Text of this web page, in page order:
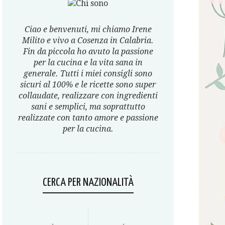
Ciao e benvenuti, mi chiamo Irene
Milito e vivo a Cosenza in Calabria.
Fin da piccola ho avuto la passione
per la cucina e la vita sana in
generale. Tutti i miei consigli sono
sicuri al 100% e le ricette sono super
collaudate, realizzare con ingredienti
sani e semplici, ma soprattutto
realizzate con tanto amore e passione
per la cucina.
CERCA PER NAZIONALITÀ